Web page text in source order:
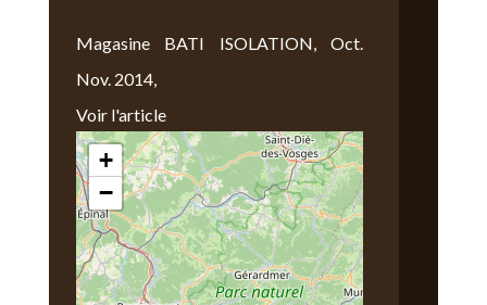
Magasine BATI ISOLATION, Oct.
Nov. 2014,
Voir l'article
Nous Trouver
+
−